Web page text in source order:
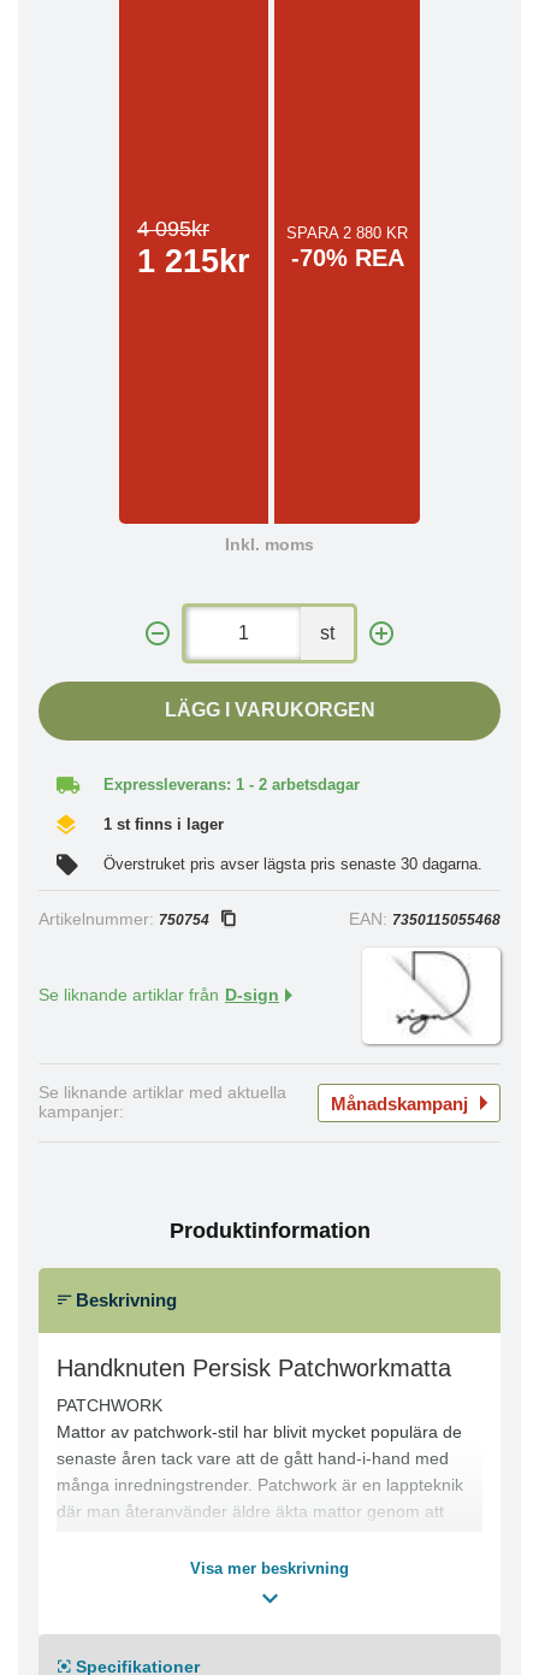
4 095kr
1 215kr
SPARA 2 880 KR
-70% REA
Inkl. moms
st
LÄGG I VARUKORGEN
Expressleverans: 1 - 2 arbetsdagar
1 st finns i lager
Överstruket pris avser lägsta pris senaste 30 dagarna.
Artikelnummer: 750754 EAN: 7350115055468
Se liknande artiklar från D-sign
Se liknande artiklar med aktuella
kampanjer:
Månadskampanj
Produktinformation
Beskrivning
Handknuten Persisk Patchworkmatta
PATCHWORK
Mattor av patchwork-stil har blivit mycket populära de
senaste åren tack vare att de gått hand-i-hand med
många inredningstrender. Patchwork är en lappteknik
där man återanvänder äldre äkta mattor genom att
ursprungsmattorna tvättas, repareras och vävs ihop. I
många fall färgas också delarna med naturliga
Eftersom patchwork-mattor tillverkas av gamla äkta
Visa mer beskrivning
Specifikationer